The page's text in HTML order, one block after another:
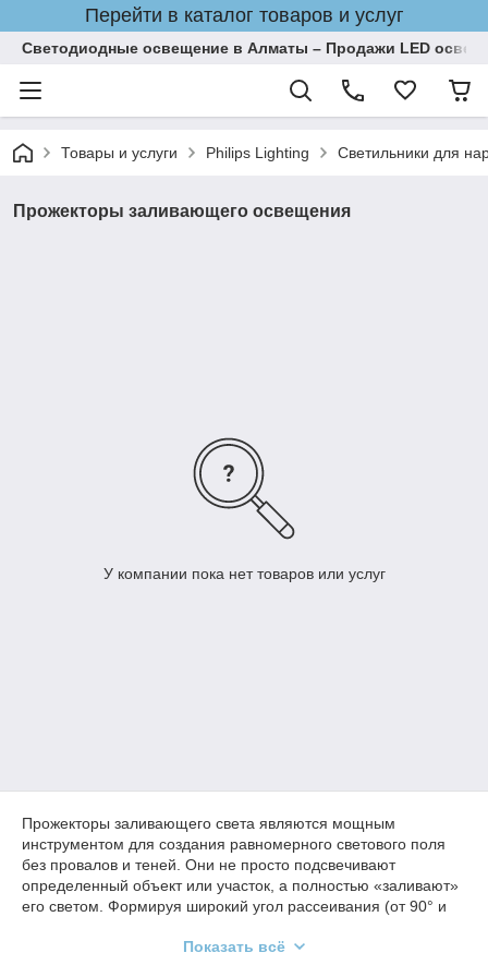
Перейти в каталог товаров и услуг
Светодиодные освещение в Алматы – Продажи LED
Товары и услуги Philips Lighting Светильники для
Прожекторы заливающего освещения
У компании пока нет товаров или услуг
Прожекторы заливающего света являются мощным
инструментом для создания равномерного светового поля
без провалов и теней. Они не просто подсвечивают
определенный объект или участок, а полностью «заливают»
его светом. Формируя широкий угол рассеивания (от 90° и
равномерное освещения больших площадей. Их часто
Показать всё